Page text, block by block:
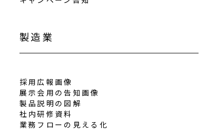
製造業
採用広報画像
展示会用の告知画像
製品説明の図解
社内研修資料
業務フローの見える化